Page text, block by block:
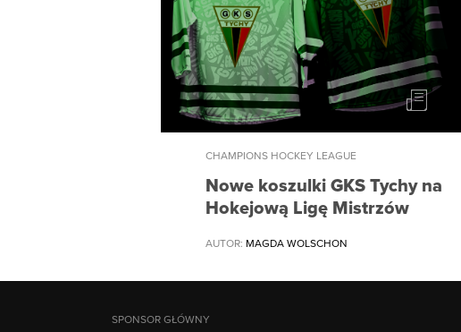
CHAMPIONS HOCKEY LEAGUE
Nowe koszulki GKS Tychy na
Hokejową Ligę Mistrzów
AUTOR: MAGDA WOLSCHON
SPONSOR GŁÓWNY